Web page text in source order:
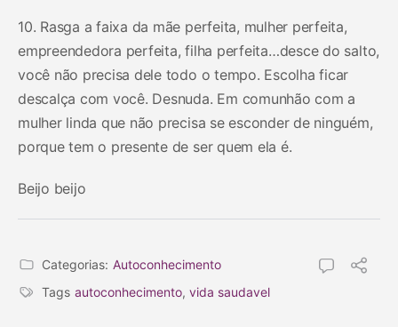
10. Rasga a faixa da mãe perfeita, mulher perfeita,
empreendedora perfeita, filha perfeita…desce do salto,
você não precisa dele todo o tempo. Escolha ficar
descalça com você. Desnuda. Em comunhão com a
mulher linda que não precisa se esconder de ninguém,
porque tem o presente de ser quem ela é.
Beijo beijo
Categorias: Autoconhecimento
Tags autoconhecimento, vida saudavel